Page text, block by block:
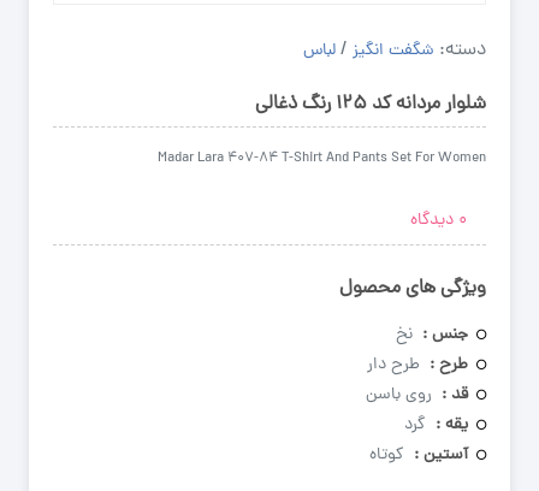
دسته: شگفت انگیز /لباس
شلوار مردانه کد ۱۲۵ رنگ ذغالی
Madar Lara 407-84 T-Shirt And Pants Set For Women
۰ دیدگاه
ویژگی های محصول
جنس : نخ
طرح : طرح دار
قد : روی باسن
یقه : گرد
آستین : کوتاه